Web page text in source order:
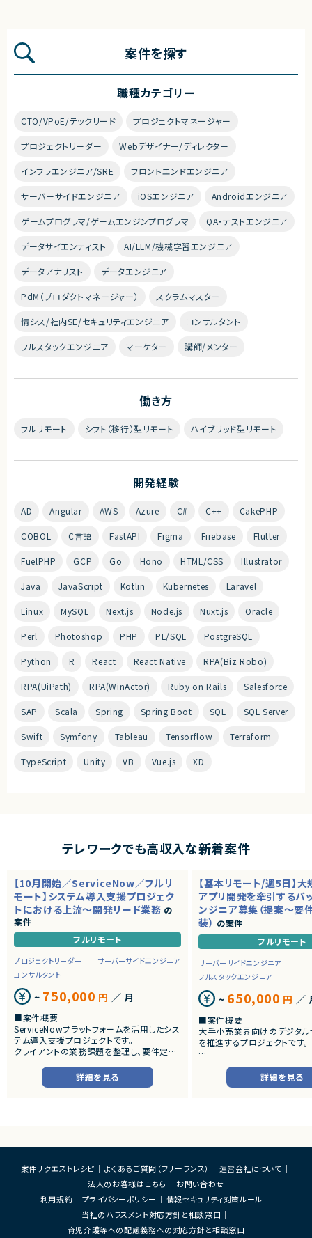
案件を探す
職種カテゴリー
CTO/VPoE/テックリード プロジェクトマネージャー
プロジェクトリーダー Webデザイナー/ディレクター
インフラエンジニア/SRE フロントエンドエンジニア
サーバーサイドエンジニア iOSエンジニア Androidエンジニア
ゲームプログラマ/ゲームエンジンプログラマ QA・テストエンジニア
データサイエンティスト AI/LLM/機械学習エンジニア
データアナリスト データエンジニア
PdM（プロダクトマネージャー） スクラムマスター
情シス/社内SE/セキュリティエンジニア コンサルタント
フルスタックエンジニア マーケター 講師/メンター
働き方
フルリモート シフト（移行）型リモート ハイブリッド型リモート
開発経験
AD Angular AWS Azure C# C++ CakePHP
COBOL C言語 FastAPI Figma Firebase Flutter
FuelPHP GCP Go Hono HTML/CSS Illustrator
Java JavaScript Kotlin Kubernetes Laravel
Linux MySQL Next.js Node.js Nuxt.js Oracle
Perl Photoshop PHP PL/SQL PostgreSQL
Python R React React Native RPA(Biz Robo)
RPA(UiPath) RPA(WinActor) Ruby on Rails Salesforce
SAP Scala Spring Spring Boot SQL SQL Server
Swift Symfony Tableau Tensorflow Terraform
TypeScript Unity VB Vue.js XD
テレワークでも高収入な新着案件
【10月開始／ServiceNow／フルリ
モート】システム導入支援プロジェク
トにおける上流～開発リード業務 の
案件
フルリモート
プロジェクトリーダー
サーバーサイドエンジニア
コンサルタント
~ 750,000 円 ／ 月
■案件概要
ServiceNowプラットフォームを活用したシス
テム導入支援プロジェクトです。
クライアントの業務課題を整理し、要件定義
だきます。
・詳細設計書、テスト仕様書等のドキュメント
作成
・成果物レビューおよび品質管理
・開発メンバーへの技術支援、進捗管理
・少人数体制でのプロジェクト推進
詳細を見る
【基本リモート/週5日】
アプリ開発を牽引するバ
ンジニア募集（提案～要
装） の案件
フルリモート
サーバーサイドエンジニア
フルスタックエンジニア
~ 650,000 円 ／
■案件概要
大手小売業界向けのデジタ
を推進するプロジェクトです。
■プロダクトやサービスの概
・店舗向けスマホアプリおよ
システムの継続的なエンハ
・要件整理および要件定義支
・バックエンドシステムの設計
・コードレビューの実施
・リリース対応および品質向
・技術課題に対する検討、提
・ステークホルダーとの調整
ケーション
詳細を見る
案件リクエストレシピ よくあるご質問（フリーランス）
運営会社について
法人のお客様はこちら
お問い合わせ
利用規約
プライバシーポリシー
情報セキュリティ対策ルール
当社のハラスメント対応方針と相談窓口
育児介護等への配慮義務への対応方針と相談窓口